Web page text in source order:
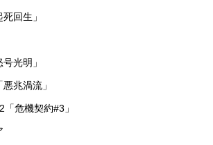
回生」
光明」
兆渦流」
「危機契約#3」